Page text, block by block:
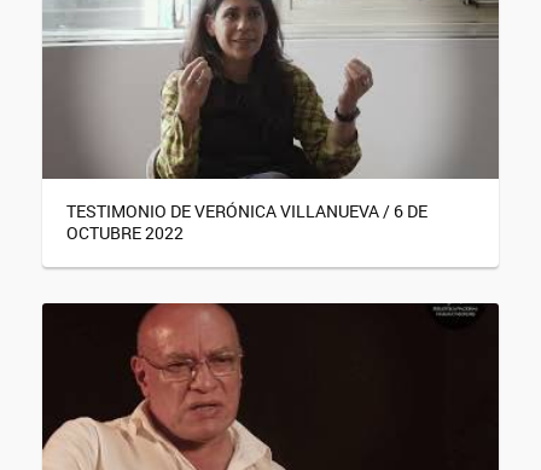
TESTIMONIO DE VERÓNICA VILLANUEVA / 6 DE
OCTUBRE 2022